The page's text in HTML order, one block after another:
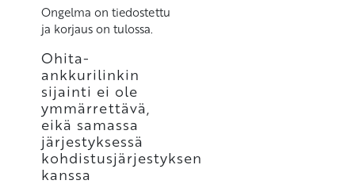
Ongelma on tiedostettu
ja korjaus on tulossa.
Ohita-
ankkurilinkin
sijainti ei ole
ymmärrettävä,
eikä samassa
järjestyksessä
kohdistusjärjestyksen
kanssa